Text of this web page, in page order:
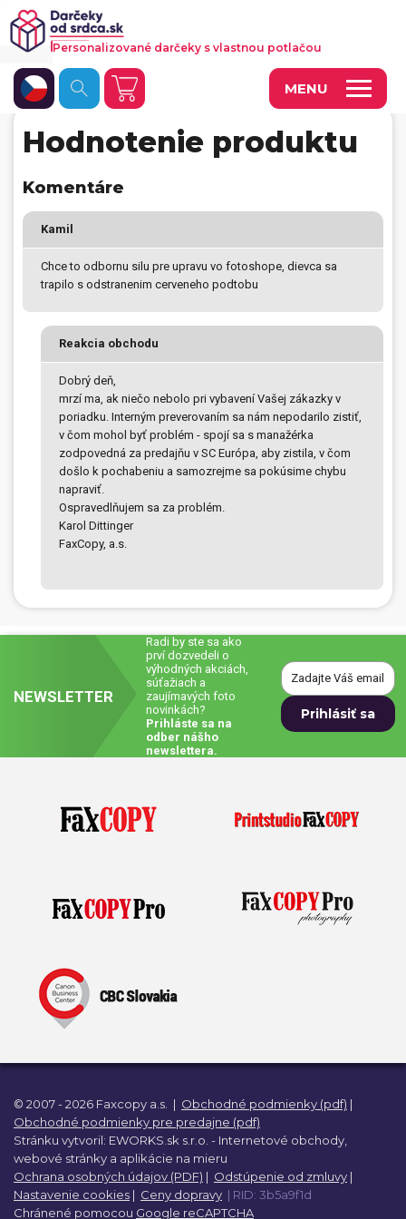
MENU
Fotoobrazy a dekorácie
Kalendáre
Fotoknihy a fotozošity
Personalizované hry
Tričká a odevy
Vankúše a iný textil
Tašky, vaky, ruksaky
Prívesky, dog tagy, odznaky
Doplnky do kancelárie, domácnosti, auta
Darčeky
PO-PIA 7:30 - 17:00
Kontakty
Môj profil
Personalizované darčeky s vlastnou potlačou
Hodnotenie produktu
Komentáre
Kamil
Chce to odbornu silu pre upravu vo fotoshope, dievca sa
trapilo s odstranenim cerveneho podtobu
Reakcia obchodu
Dobrý deň,
mrzí ma, ak niečo nebolo pri vybavení Vašej zákazky v
poriadku. Interným preverovaním sa nám nepodarilo zistiť,
v čom mohol byť problém - spojí sa s manažérka
zodpovedná za predajňu v SC Európa, aby zistila, v čom
došlo k pochabeniu a samozrejme sa pokúsime chybu
napraviť.
Ospravedlňujem sa za problém.
Karol Dittinger
FaxCopy, a.s.
NEWSLETTER
Radi by ste sa ako
prví dozvedeli o
výhodných akciách,
súťažiach a
zaujímavých foto
novinkách?
Prihláste sa na
odber nášho
newslettera.
© 2007 - 2026 Faxcopy a.s. | Obchodné podmienky (pdf) |
Obchodné podmienky pre predajne (pdf)
Stránku vytvoril: EWORKS.sk s.r.o. - Internetové obchody,
webové stránky a aplikácie na mieru
Ochrana osobných údajov (PDF) | Odstúpenie od zmluvy |
Nastavenie cookies | Ceny dopravy | RID: 3b5a9f1d
Chránené pomocou Google reCAPTCHA